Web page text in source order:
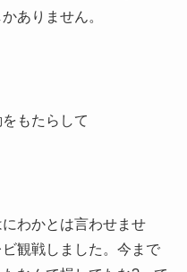
ありません。
もたらして
わかとは言わせませ
観戦しました。今まで